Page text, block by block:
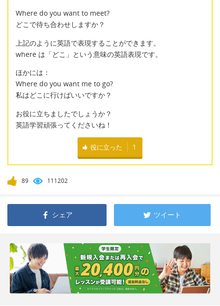
Where do you want to meet?
どこで待ち合わせしますか？
上記のように英語で表現することができます。
where は「どこ」という意味の英語表現です。
ほかには：
Where do you want me to go?
私はどこに行けばいいですか？
お役に立ちましたでしょうか？
英語学習頑張ってくださいね！
役に立った 1
89 111202
シェア ツイート